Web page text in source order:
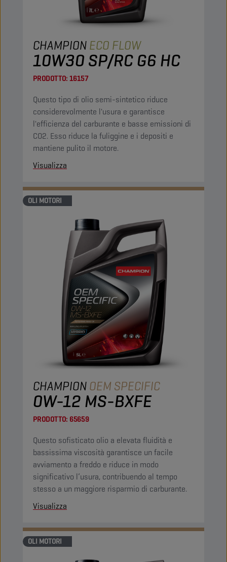
CHAMPIONECO FLOW
10W30 SP/RC G6 HC
PRODOTTO: 16157
Questo tipo di olio semi-sintetico riduce
considerevolmente l'usura e garantisce
l'efficienza del carburante e basse emissioni di
CO2. Esso riduce la fuliggine e i depositi e
mantiene pulito il motore.
Visualizza
OLI MOTORI
CHAMPIONOEM SPECIFIC
0W-12 MS-BXFE
PRODOTTO: 65659
Questo sofisticato olio a elevata fluidità e
bassissima viscosità garantisce un facile
avviamento a freddo e riduce in modo
significativo l’usura, contribuendo al tempo
stesso a un maggiore risparmio di carburante.
Visualizza
OLI MOTORI